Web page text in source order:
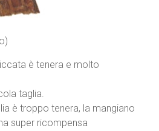
è tenera e molto
taglia.
è troppo tenera, la mangiano
super ricompensa